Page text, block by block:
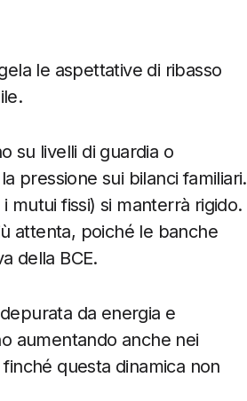
le aspettative di ribasso
su livelli di guardia o
pressione sui bilanci familiari.
i mutui fissi) si manterrà rigido.
attenta, poiché le banche
della BCE.
da energia e
aumentando anche nei
questa dinamica non